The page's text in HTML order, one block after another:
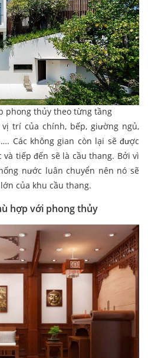
phong thủy theo từng tầng
trí của chính, bếp, giường ngủ,
Các không gian còn lại sẽ được
tiếp đến sẽ là cầu thang. Bởi vì
nước luân chuyển nên nó sẽ
của khu cầu thang.
hợp với phong thủy